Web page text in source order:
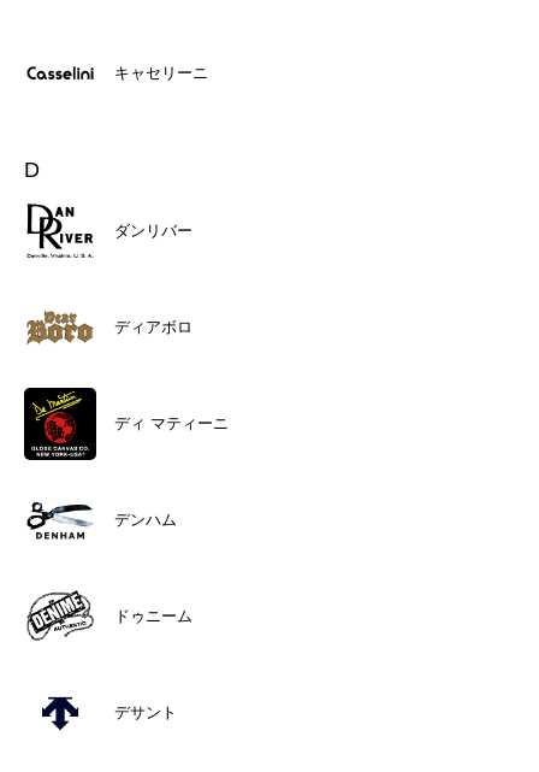
キャセリーニ
D
ダンリバー
ディアボロ
ディ マティーニ
デンハム
ドゥニーム
デサント